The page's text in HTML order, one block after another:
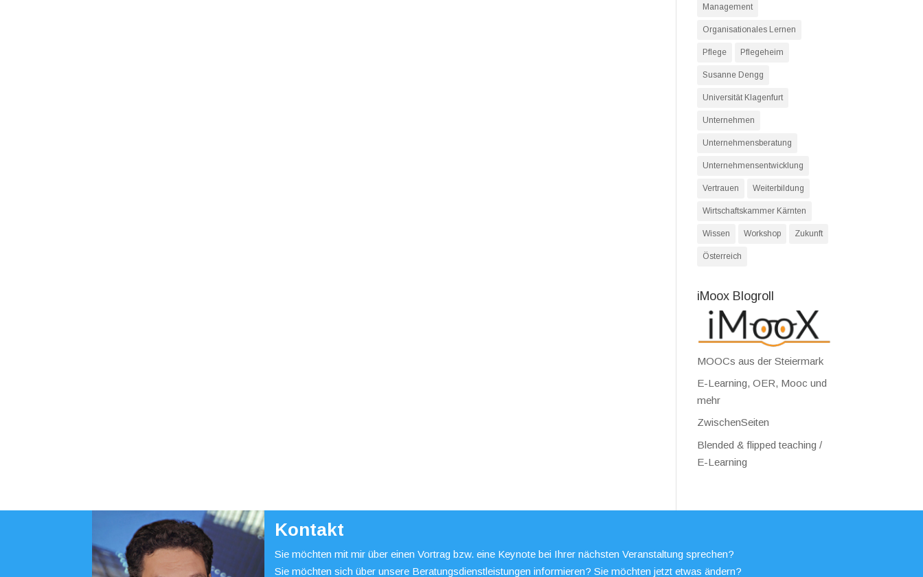
Management
Organisationales Lernen
Pflege Pflegeheim
Susanne Dengg
Universität Klagenfurt
Unternehmen
Unternehmensberatung
Unternehmensentwicklung
Vertrauen Weiterbildung
Wirtschaftskammer Kärnten
Wissen Workshop Zukunft
Österreich
iMoox Blogroll
MOOCs aus der Steiermark
E-Learning, OER, Mooc und
mehr
ZwischenSeiten
Blended & flipped teaching /
E-Learning
Kontakt
Sie möchten mit mir über einen Vortrag bzw. eine Keynote bei Ihrer nächsten Veranstaltung sprechen?
Sie möchten sich über unsere Beratungsdienstleistungen informieren? Sie möchten jetzt etwas ändern?